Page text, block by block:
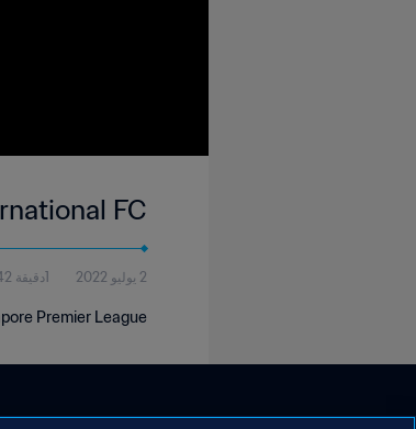
FC
2 يوليو 2022 1دقيقة 42ثانية
Premier League